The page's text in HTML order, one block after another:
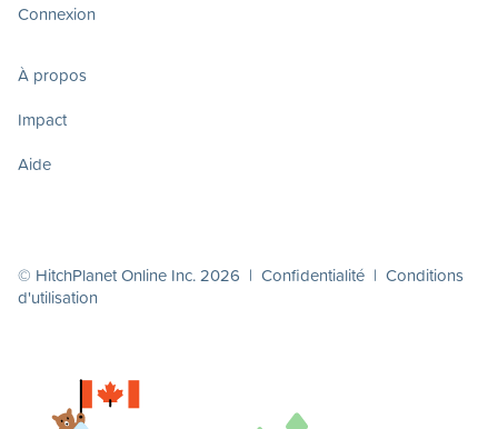
Connexion
À propos
Impact
Aide
© HitchPlanet Online Inc. 2026 | Confidentialité | Conditions
d'utilisation